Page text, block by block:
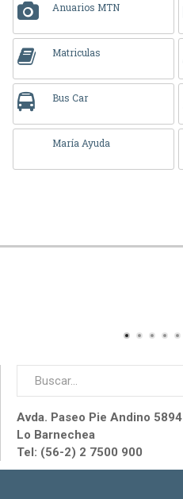
Anuarios MTN
Matriculas
Bus Car
María Ayuda
Avda. Paseo Pie Andino 5894
Lo Barnechea
Tel: (56-2) 2 7500 900